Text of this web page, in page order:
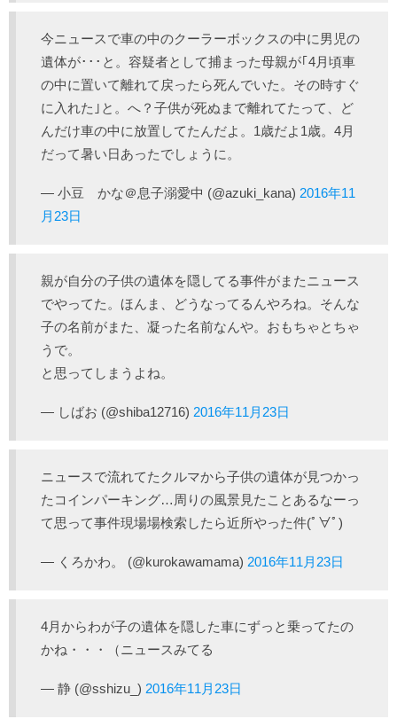
今ニュースで車の中のクーラーボックスの中に男児の
遺体が･･･と。容疑者として捕まった母親が｢4月頃車
の中に置いて離れて戻ったら死んでいた。その時すぐ
に入れた｣と。へ？子供が死ぬまで離れてたって、ど
んだけ車の中に放置してたんだよ。1歳だよ1歳。4月
だって暑い日あったでしょうに。
— 小豆 かな＠息子溺愛中 (@azuki_kana) 2016年11
月23日
親が自分の子供の遺体を隠してる事件がまたニュース
でやってた。ほんま、どうなってるんやろね。そんな
子の名前がまた、凝った名前なんや。おもちゃとちゃ
うで。
と思ってしまうよね。
— しばお (@shiba12716) 2016年11月23日
ニュースで流れてたクルマから子供の遺体が見つかっ
たコインパーキング…周りの風景見たことあるなーっ
て思って事件現場場検索したら近所やった件(ﾟ∀ﾟ)
— くろかわ。 (@kurokawamama) 2016年11月23日
4月からわが子の遺体を隠した車にずっと乗ってたの
かね・・・（ニュースみてる
— 静 (@sshizu_) 2016年11月23日